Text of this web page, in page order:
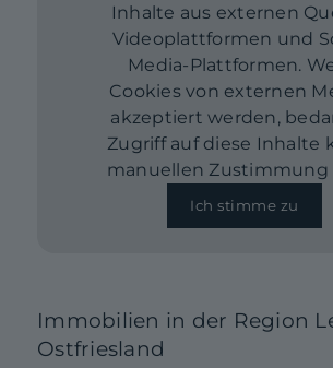
Inhalte aus externen
Videoplattformen und
Media-Plattformen.
Cookies von externen
akzeptiert werden,
Zugriff auf diese Inhalte
manuellen Zustimmung
Ich stimme zu
Immobilien in der Region
Ostfriesland